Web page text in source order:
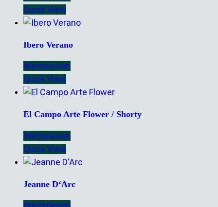
Quick View
Ibero Verano
Weiterlesen
Quick View
El Campo Arte Flower / Shorty
Weiterlesen
Quick View
Jeanne D‘Arc